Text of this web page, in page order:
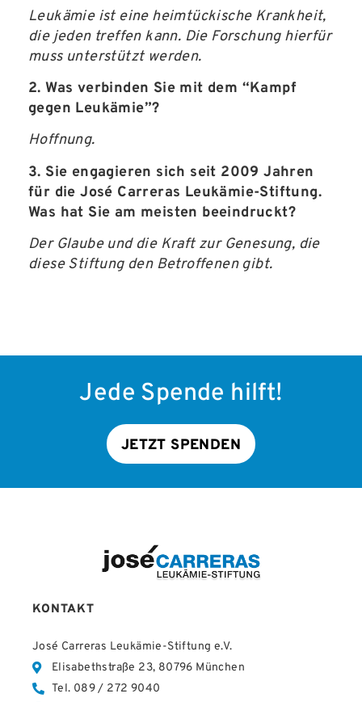
Leukämie ist eine heimtückische Krankheit,
die jeden treffen kann. Die Forschung hierfür
muss unterstützt werden.
2. Was verbinden Sie mit dem “Kampf
gegen Leukämie”?
Hoffnung.
3. Sie engagieren sich seit 2009 Jahren
für die José Carreras Leukämie-Stiftung.
Was hat Sie am meisten beeindruckt?
Der Glaube und die Kraft zur Genesung, die
diese Stiftung den Betroffenen gibt.
Jede Spende hilft!
JETZT SPENDEN
KONTAKT
José Carreras Leukämie-Stiftung e.V.
Elisabethstraße 23, 80796 München
Tel. 089 / 272 9040